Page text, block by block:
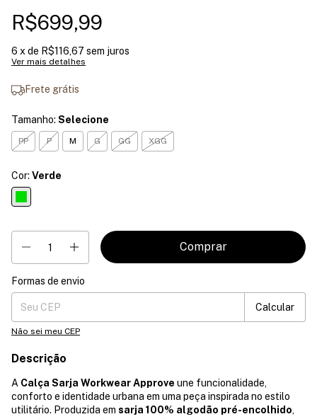
R$699,99
6 x de R$116,67 sem juros
Ver mais detalhes
Frete grátis
Tamanho: Selecione
PP P M G GG XGG
Cor: Verde
Entregas para o CEP:
Formas de envio
Calcular
Não sei meu CEP
Descrição
A Calça Sarja Workwear Approve une funcionalidade,
conforto e identidade urbana em uma peça inspirada no estilo
utilitário. Produzida em sarja 100% algodão pré-encolhido,